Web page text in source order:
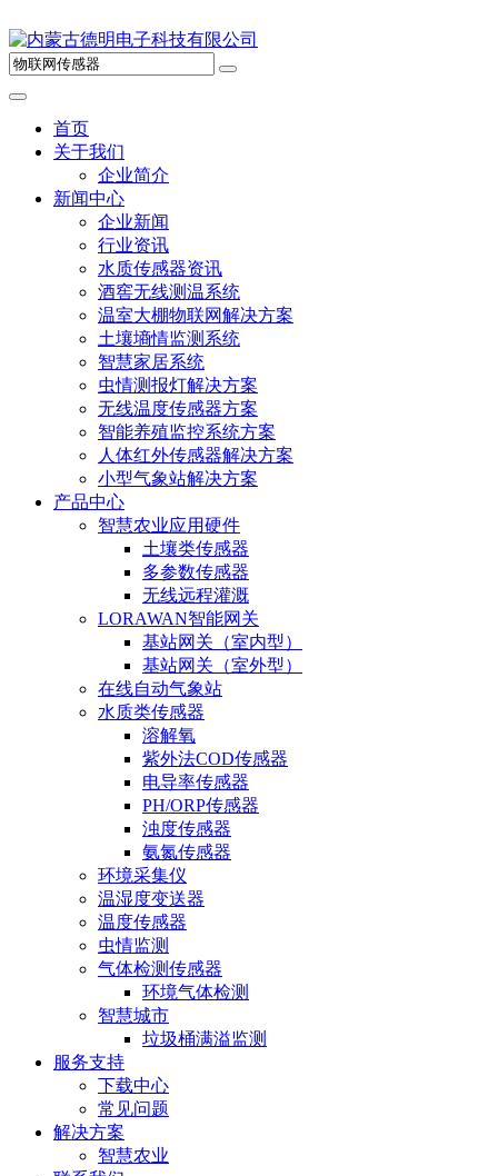
首页
关于我们
企业简介
新闻中心
企业新闻
行业资讯
水质传感器资讯
酒窖无线测温系统
温室大棚物联网解决方案
土壤墒情监测系统‌
智慧家居系统
虫情测报灯解决方案‌
无线温度传感器方案
智能养殖监控系统方案
人体红外传感器解决方案
小型气象站解决方案
产品中心
智慧农业应用硬件
土壤类传感器
多参数传感器
无线远程灌溉
LORAWAN智能网关
基站网关（室内型）
基站网关（室外型）
在线自动气象站
水质类传感器
溶解氧
紫外法COD传感器
电导率传感器
PH/ORP传感器
浊度传感器
氨氮传感器
环境采集仪
温湿度变送器
温度传感器
虫情监测
气体检测传感器
环境气体检测
智慧城市
垃圾桶满溢监测
服务支持
下载中心
常见问题
解决方案
智慧农业